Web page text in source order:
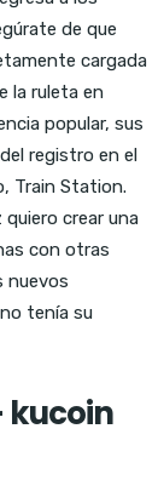
de que
cargada
la ruleta en
popular, sus
registro en el
Train Station.
crear una
con otras
nuevos
tenía su
kucoin